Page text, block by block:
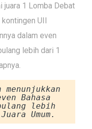
juara 1 Lomba Debat
kontingen UII
dalam even
lebih dari 1
Bahasa
pulang lebih
Umum.